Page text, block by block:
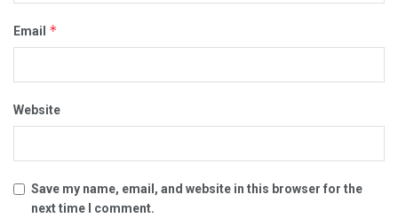
Email *
Website
Save my name, email, and website in this browser for the
next time I comment.